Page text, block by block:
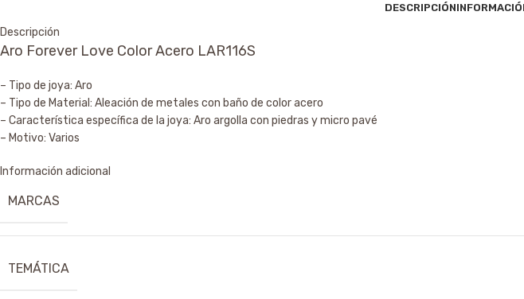
DESCRIPCIÓN
Descripción
Aro Forever Love Color Acero LAR116S
– Tipo de joya: Aro
– Tipo de Material: Aleación de metales con baño de color acero
– Característica específica de la joya: Aro argolla con piedras y micro pavé
– Motivo: Varios
Información adicional
MARCAS
TEMÁTICA